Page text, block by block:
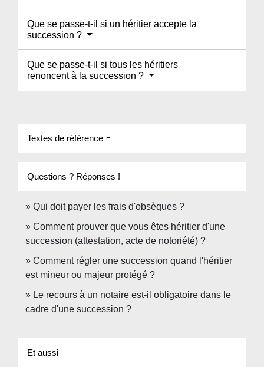
Que se passe-t-il si un héritier accepte la
succession ?
Que se passe-t-il si tous les héritiers
renoncent à la succession ?
Textes de référence
Questions ? Réponses !
Qui doit payer les frais d'obsèques ?
Comment prouver que vous êtes héritier d'une
succession (attestation, acte de notoriété) ?
Comment régler une succession quand l'héritier
est mineur ou majeur protégé ?
Le recours à un notaire est-il obligatoire dans le
cadre d'une succession ?
Et aussi